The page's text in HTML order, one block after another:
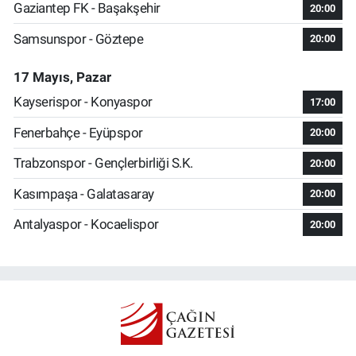
Gaziantep FK - Başakşehir 20:00
Samsunspor - Göztepe 20:00
17 Mayıs, Pazar
Kayserispor - Konyaspor
17:00
Fenerbahçe - Eyüpspor 20:00
Trabzonspor - Gençlerbirliği S.K. 20:00
Kasımpaşa - Galatasaray 20:00
Antalyaspor - Kocaelispor 20:00